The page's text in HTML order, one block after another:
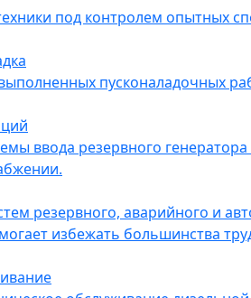
под контролем опытных
пусконаладочных
ввода резервного
резервного, аварийного и
избежать большинства